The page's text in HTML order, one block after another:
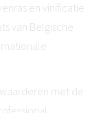
en vinificatie
van Belgische
met de